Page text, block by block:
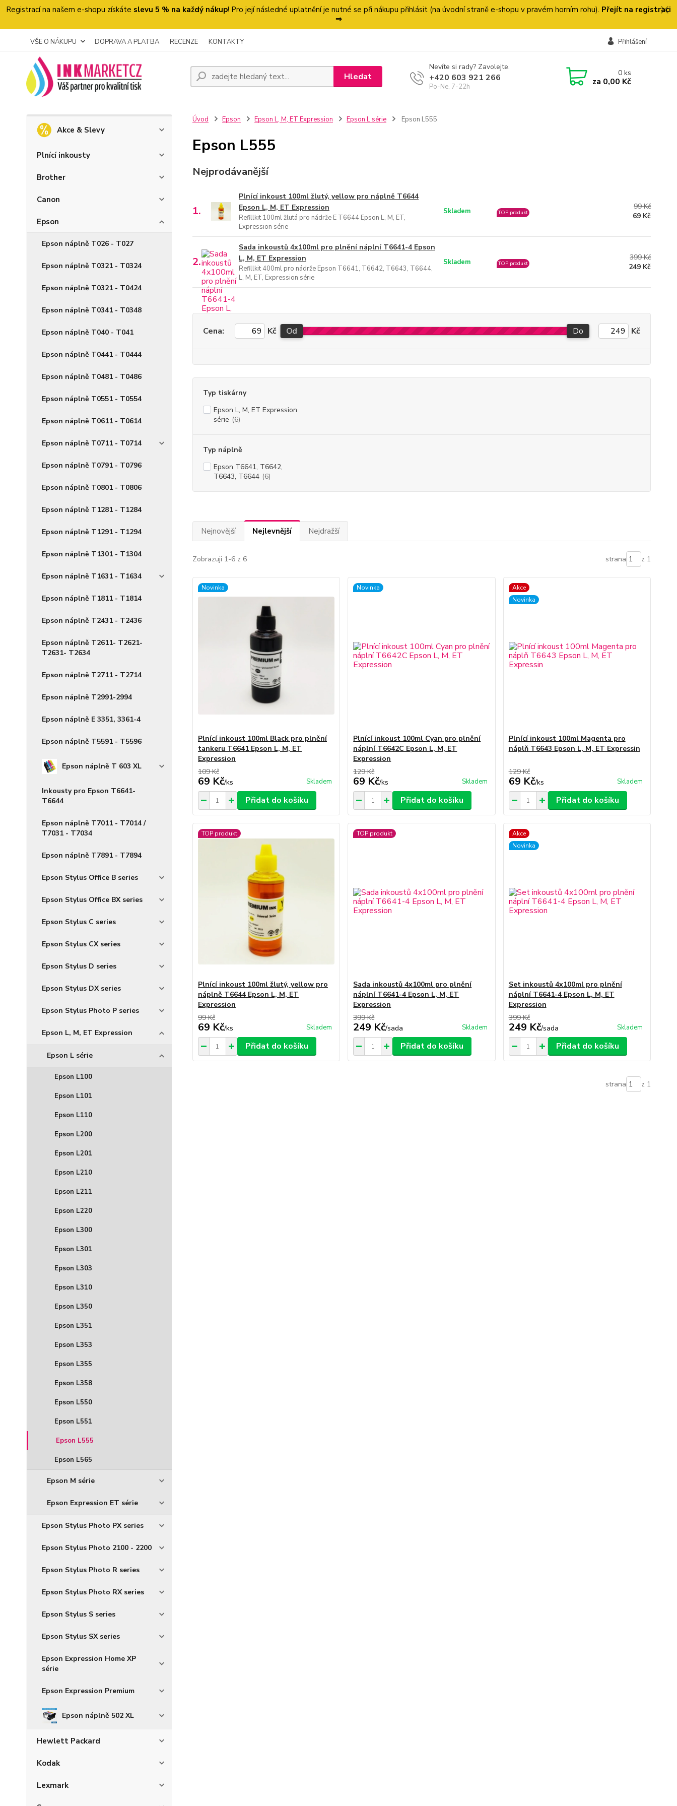
Registrací na našem e-shopu získáte slevu 5 % na každý nákup! Pro její následné uplatnění je nutné se při nákupu přihlásit (na úvodní straně e-shopu v pravém horním rohu). Přejít na registraci
⇒
VŠE O NÁKUPU DOPRAVA A PLATBA RECENZE KONTAKTY Přihlášení
Hledat
Nevíte si rady? Zavolejte.
+420 603 921 266
Po-Ne, 7-22h
0ks
za 0,00 Kč
Akce & Slevy
Plnící inkousty
Brother
Canon
Epson
Epson náplně T026 - T027
Epson náplně T0321 - T0324
Epson náplně T0321 - T0424
Epson náplně T0341 - T0348
Epson náplně T040 - T041
Epson náplně T0441 - T0444
Epson náplně T0481 - T0486
Epson náplně T0551 - T0554
Epson náplně T0611 - T0614
Epson náplně T0711 - T0714
Epson náplně T0791 - T0796
Epson náplně T0801 - T0806
Epson náplně T1281 - T1284
Epson náplně T1291 - T1294
Epson náplně T1301 - T1304
Epson náplně T1631 - T1634
Epson náplně T1811 - T1814
Epson náplně T2431 - T2436
Epson náplně T2611- T2621-
T2631- T2634
Epson náplně T2711 - T2714
Epson náplně T2991-2994
Epson náplně E 3351, 3361-4
Epson náplně T5591 - T5596
Epson náplně T 603 XL
Inkousty pro Epson T6641-
T6644
Epson náplně T7011 - T7014 /
T7031 - T7034
Epson náplně T7891 - T7894
Epson Stylus Office B series
Epson Stylus Office BX series
Epson Stylus C series
Epson Stylus CX series
Epson Stylus D series
Epson Stylus DX series
Epson Stylus Photo P series
Epson L, M, ET Expression
Epson L série
Epson L100
Epson L101
Epson L110
Epson L200
Epson L201
Epson L210
Epson L211
Epson L220
Epson L300
Epson L301
Epson L303
Epson L310
Epson L350
Epson L351
Epson L353
Epson L355
Epson L358
Epson L550
Epson L551
Epson L555
Epson L565
Epson M série
Epson Expression ET série
Epson Stylus Photo PX series
Epson Stylus Photo 2100 - 2200
Epson Stylus Photo R series
Epson Stylus Photo RX series
Epson Stylus S series
Epson Stylus SX series
Epson Expression Home XP
série
Epson Expression Premium
Epson náplně 502 XL
Hewlett Packard
Kodak
Lexmark
Úvod Epson Epson L, M, ET Expression Epson L série Epson L555
Epson L555
Nejprodávanější
1.
Plnící inkoust 100ml žlutý, yellow pro náplně T6644
Epson L, M, ET Expression
Refillkit 100ml žlutá pro nádrže E T6644 Epson L, M, ET,
Expression série
Skladem TOP produkt
99 Kč
69 Kč
2.
Sada inkoustů 4x100ml pro plnění náplní T6641-4 Epson
L, M, ET Expression
Refillkit 400ml pro nádrže Epson T6641, T6642, T6643, T6644,
L, M, ET, Expression série
Skladem TOP produkt
399 Kč
249 Kč
Cena: Kč Od Do Kč
Typ tiskárny
Epson L, M, ET Expression
série (6)
Typ náplně
Epson T6641, T6642,
T6643, T6644 (6)
Nejnovější Nejlevnější Nejdražší
Zobrazuji 1-6 z 6 strana z 1
Novinka
Plnící inkoust 100ml Black pro plnění
tankeru T6641 Epson L, M, ET
Expression
109 Kč
69 Kč/ks Skladem
Přidat do košíku
Novinka
Plnící inkoust 100ml Cyan pro plnění
náplní T6642C Epson L, M, ET
Expression
129 Kč
69 Kč/ks Skladem
Přidat do košíku
Akce
Novinka
Plnící inkoust 100ml Magenta pro
náplň T6643 Epson L, M, ET Expressin
129 Kč
69 Kč/ks Skladem
Přidat do košíku
TOP produkt
Plnící inkoust 100ml žlutý, yellow pro
náplně T6644 Epson L, M, ET
Expression
99 Kč
69 Kč/ks Skladem
Přidat do košíku
TOP produkt
Sada inkoustů 4x100ml pro plnění
náplní T6641-4 Epson L, M, ET
Expression
399 Kč
249 Kč/sada Skladem
Přidat do košíku
Akce
Novinka
Set inkoustů 4x100ml pro plnění
náplní T6641-4 Epson L, M, ET
Expression
399 Kč
249 Kč/sada Skladem
Přidat do košíku
strana z 1